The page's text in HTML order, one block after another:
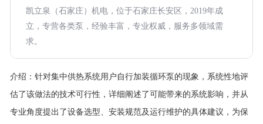
凯立泉（石家庄）机电，位于石家庄长安区，2019年成
立，专营各类泵，经验丰富，专业权威，服务多领域需
求。
介绍： 针对集中供热系统用户自行加装循环泵的现象，系统性地评
估了该做法的技术可行性，详细阐述了可能带来的系统影响，并从
专业角度提出了设备选型、安装规范及运行维护的具体建议，为保